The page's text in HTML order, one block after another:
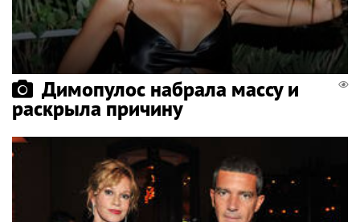
Димопулос набрала массу и
раскрыла причину